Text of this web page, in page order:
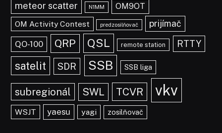
meteor scatter N1MM
OM9OT
OM Activity Contest
predzosilňovač prijímač
QO-100 QRP QSL remote station RTTY
satelit SDR SSB SSB liga
subregionál SWL TCVR vkv
WSJT yaesu yagi zosilňovač